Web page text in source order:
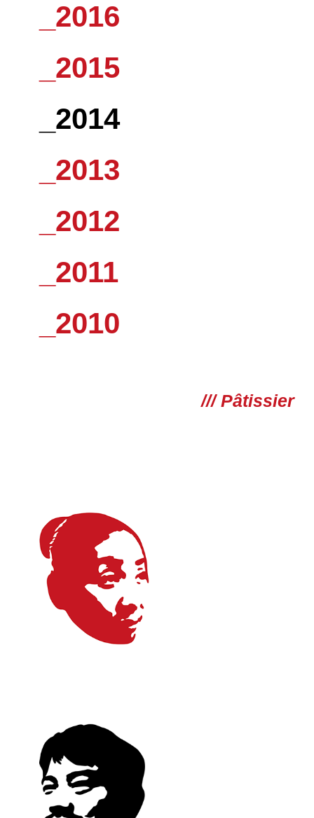
_2016
_2015
_2014
_2013
_2012
_2011
_2010
/// Pâtissier